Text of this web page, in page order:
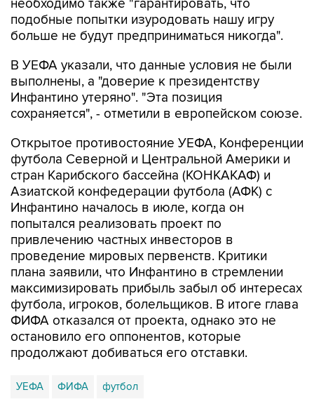
необходимо также "гарантировать, что
подобные попытки изуродовать нашу игру
больше не будут предприниматься никогда".
В УЕФА указали, что данные условия не были
выполнены, а "доверие к президентству
Инфантино утеряно". "Эта позиция
сохраняется", - отметили в европейском союзе.
Открытое противостояние УЕФА, Конференции
футбола Северной и Центральной Америки и
стран Карибского бассейна (КОНКАКАФ) и
Азиатской конфедерации футбола (АФК) с
Инфантино началось в июле, когда он
попытался реализовать проект по
привлечению частных инвесторов в
проведение мировых первенств. Критики
плана заявили, что Инфантино в стремлении
максимизировать прибыль забыл об интересах
футбола, игроков, болельщиков. В итоге глава
ФИФА отказался от проекта, однако это не
остановило его оппонентов, которые
продолжают добиваться его отставки.
УЕФА ФИФА футбол